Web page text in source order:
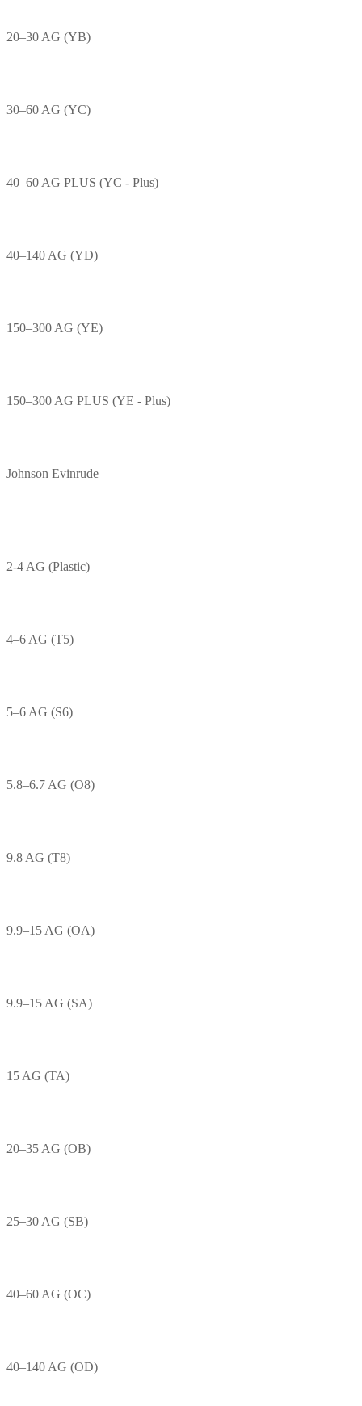
20–30 AG (YB)
30–60 AG (YC)
40–60 AG PLUS (YC - Plus)
40–140 AG (YD)
150–300 AG (YE)
150–300 AG PLUS (YE - Plus)
Johnson Evinrude
2-4 AG (Plastic)
4–6 AG (T5)
5–6 AG (S6)
5.8–6.7 AG (O8)
9.8 AG (T8)
9.9–15 AG (OA)
9.9–15 AG (SA)
15 AG (TA)
20–35 AG (OB)
25–30 AG (SB)
40–60 AG (OC)
40–140 AG (OD)